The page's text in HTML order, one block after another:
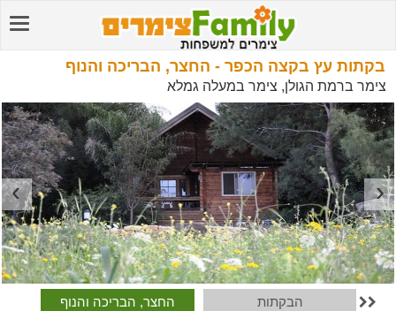
בקתות עץ בקצה הכפר - החצר, הבריכה והנוף
צימר ברמת הגולן, צימר במעלה גמלא
הבקתות החצר, הבריכה והנוף 